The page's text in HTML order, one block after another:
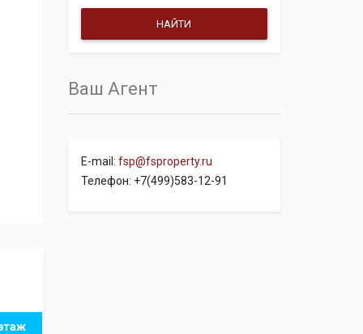
Ваш Агент
E-mail: fsp@fsproperty.ru
Телефон: +7(499)583-12-91